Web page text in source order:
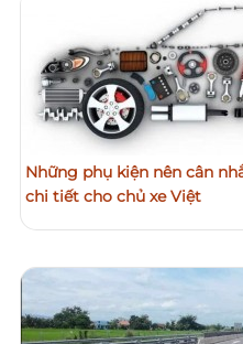
Những phụ kiện nên cân
chi tiết cho chủ xe Việt